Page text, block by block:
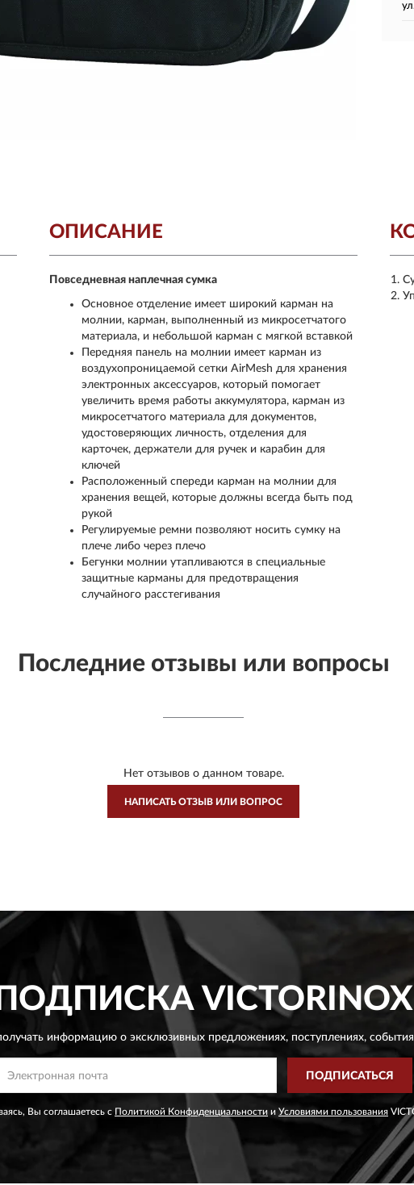
ОПИСАНИЕ
Повседневная наплечная сумка
Основное отделение имеет широкий карман на
молнии, карман, выполненный из микросетчатого
материала, и небольшой карман с мягкой вставкой
Передняя панель на молнии имеет карман из
воздухопроницаемой сетки AirMesh для хранения
электронных аксессуаров, который помогает
увеличить время работы аккумулятора, карман из
микросетчатого материала для документов,
удостоверяющих личность, отделения для
карточек, держатели для ручек и карабин для
ключей
Расположенный спереди карман на молнии для
хранения вещей, которые должны всегда быть под
рукой
Регулируемые ремни позволяют носить сумку на
плече либо через плечо
Бегунки молнии утапливаются в специальные
защитные карманы для предотвращения
случайного расстегивания
Последние отзывы или вопросы
Нет отзывов о данном товаре.
НАПИСАТЬ ОТЗЫВ ИЛИ ВОПРОС
ПОДПИСКАVICTORINOX
информацию о эксклюзивных предложениях,поступлениях,
ПОДПИСАТЬСЯ
Вы соглашаетесь с Политикой Конфиденциальности и Условиями пользования